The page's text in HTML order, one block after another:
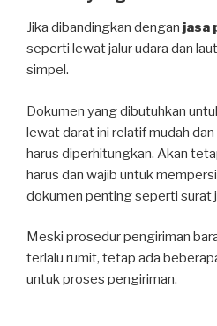
Jika dibandingkan dengan jasa
seperti lewat jalur udara dan
simpel.
Dokumen yang dibutuhkan
lewat darat ini relatif mudah
harus diperhitungkan. Akan
harus dan wajib untuk
dokumen penting seperti surat
Meski prosedur pengiriman
terlalu rumit, tetap ada
untuk proses pengiriman.